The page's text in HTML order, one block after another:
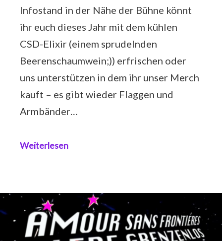
Infostand in der Nähe der Bühne könnt
ihr euch dieses Jahr mit dem kühlen
CSD-Elixir (einem sprudelnden
Beerenschaumwein;)) erfrischen oder
uns unterstützen in dem ihr unser Merch
kauft – es gibt wieder Flaggen und
Armbänder…
Weiterlesen